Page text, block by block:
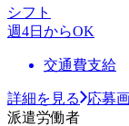
シフト
週4日からOK
交通費支給
詳細を見る
応募
派遣労働者